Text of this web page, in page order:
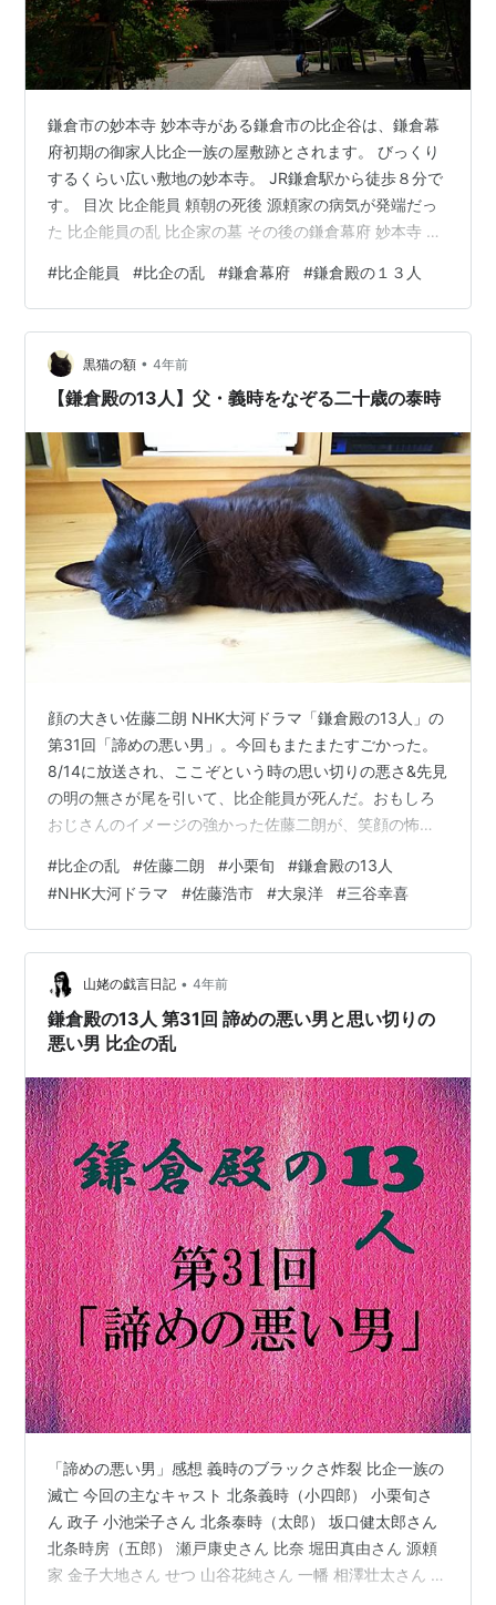
鎌倉市の妙本寺 妙本寺がある鎌倉市の比企谷は、鎌倉幕
府初期の御家人比企一族の屋敷跡とされます。 びっくり
するくらい広い敷地の妙本寺。 JR鎌倉駅から徒歩８分で
す。 目次 比企能員 頼朝の死後 源頼家の病気が発端だっ
た 比企能員の乱 比企家の墓 その後の鎌倉幕府 妙本寺 比
ず」と読みます。 源頼朝の乳母であった比企尼の猶子と
なり、比企氏の家督を継いだ比企能員（ひきよしか
ず）。 頼朝に信頼され、頼朝に長男頼家が誕生すると能
員の妻が乳母に就任し、能員は乳母夫となります。 そし
て、娘の若狭局が頼家の側室となり、一幡を授かりま
#比企能員 #比企の乱 #鎌倉幕府 #鎌倉殿の１３人
黒猫の額 • 4年前
【鎌倉殿の13人】父・義時をなぞる二十歳の泰時
顔の大きい佐藤二朗 NHK大河ドラマ「鎌倉殿の13人」の
第31回「諦めの悪い男」。今回もまたまたすごかった。
8/14に放送され、ここぞという時の思い切りの悪さ&先見
の明の無さが尾を引いて、比企能員が死んだ。おもしろ
おじさんのイメージの強かった佐藤二朗が、笑顔の怖ー
タして素晴らしかった。 当主の戻らない比企家で、「兵
を整え迎え撃て！」と息子に叫ぶ妻の道、不幸にもまだ
健在だった比企尼（何か投げてましたね）、そして一幡
をかばってトウに瞬殺されたせつ・・・切ない。この女
優陣にも涙。拍手を送りたい。 佐藤二朗は顔が大きい。
義時や頼家と見合っているシーンで…
#比企の乱 #佐藤二朗 #小栗旬 #鎌倉殿の13人
#NHK大河ドラマ #佐藤浩市 #大泉洋 #三谷幸喜
山姥の戯言日記 • 4年前
鎌倉殿の13人 第31回 諦めの悪い男と思い切りの
悪い男 比企の乱
「諦めの悪い男」感想 義時のブラックさ炸裂 比企一族の
滅亡 今回の主なキャスト 北条義時（小四郎） 小栗旬さ
ん 政子 小池栄子さん 北条泰時（太郎） 坂口健太郎さん
北条時房（五郎） 瀬戸康史さん 比奈 堀田真由さん 源頼
家 金子大地さん せつ 山谷花純さん 一幡 相澤壮太さん つ